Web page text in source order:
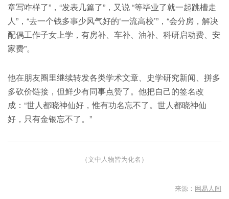
章写咋样了”，“发表几篇了”，又说 “等毕业了就一起跳槽走
人”，“去一个钱多事少风气好的‘一流高校’”，“会分房，解决
配偶工作子女上学，有房补、车补、油补、科研启动费、安
家费”。
他在朋友圈里继续转发各类学术文章、史学研究新闻、拼多
多砍价链接，但鲜少有同事点赞了。他把自己的签名改
成：“世人都晓神仙好，惟有功名忘不了。世人都晓神仙
好，只有金银忘不了。”
（文中人物皆为化名）
来源： 网易人间